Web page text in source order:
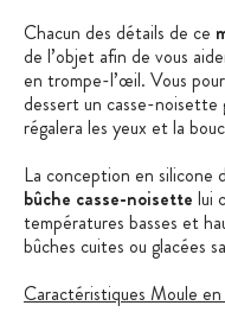
Chacun des détails de ce
de l’objet afin de vous
en trompe-l’œil. Vous
dessert un casse-
régalera les yeux et la
La conception en silicone
bûche casse-noisette lui
températures basses et
bûches cuites ou glacées
Caractéristiques Moule